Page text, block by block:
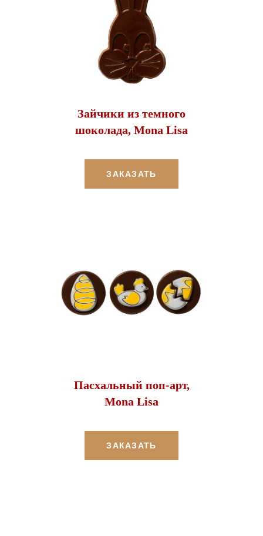
Зайчики из темного
шоколада, Mona Lisa
ЗАКАЗАТЬ
Пасхальный поп-арт,
Mona Lisa
ЗАКАЗАТЬ